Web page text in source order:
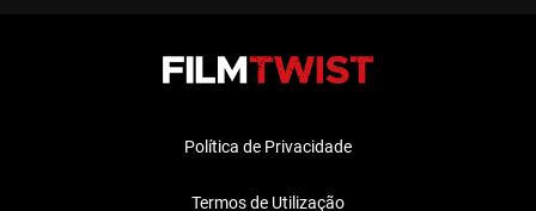
Política de Privacidade
Termos de Utilização